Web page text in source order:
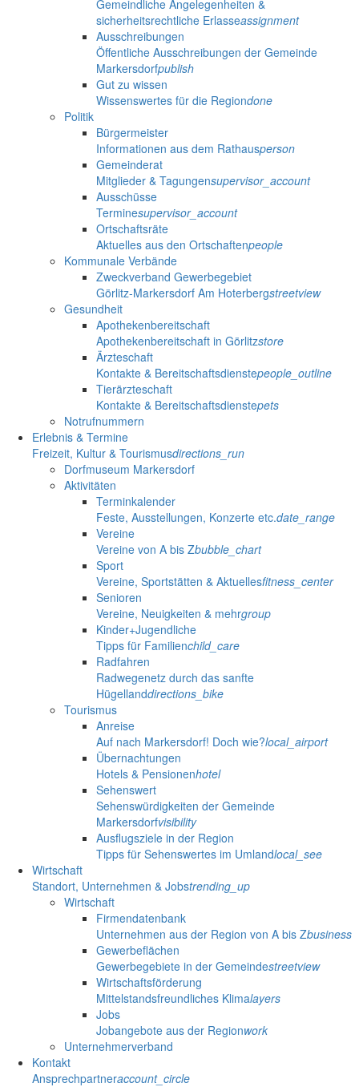
Gemeindliche Angelegenheiten &
sicherheitsrechtliche Erlasseassignment
Ausschreibungen
Öffentliche Ausschreibungen der Gemeinde
Markersdorfpublish
Gut zu wissen
Wissenswertes für die Regiondone
Politik
Bürgermeister
Informationen aus dem Rathausperson
Gemeinderat
Mitglieder & Tagungensupervisor_account
Ausschüsse
Terminesupervisor_account
Ortschaftsräte
Aktuelles aus den Ortschaftenpeople
Kommunale Verbände
Zweckverband Gewerbegebiet
Görlitz-Markersdorf Am Hoterbergstreetview
Gesundheit
Apothekenbereitschaft
Apothekenbereitschaft in Görlitzstore
Ärzteschaft
Kontakte & Bereitschaftsdienstepeople_outline
Tierärzteschaft
Kontakte & Bereitschaftsdienstepets
Notrufnummern
Erlebnis & Termine
Freizeit, Kultur & Tourismusdirections_run
Dorfmuseum Markersdorf
Aktivitäten
Terminkalender
Feste, Ausstellungen, Konzerte etc.date_range
Vereine
Vereine von A bis Zbubble_chart
Sport
Vereine, Sportstätten & Aktuellesfitness_center
Senioren
Vereine, Neuigkeiten & mehrgroup
Kinder+Jugendliche
Tipps für Familienchild_care
Radfahren
Radwegenetz durch das sanfte
Hügellanddirections_bike
Tourismus
Anreise
Auf nach Markersdorf! Doch wie?local_airport
Übernachtungen
Hotels & Pensionenhotel
Sehenswert
Sehenswürdigkeiten der Gemeinde
Markersdorfvisibility
Ausflugsziele in der Region
Tipps für Sehenswertes im Umlandlocal_see
Wirtschaft
Standort, Unternehmen & Jobstrending_up
Wirtschaft
Firmendatenbank
Unternehmen aus der Region von A bis Zbusiness
Gewerbeflächen
Gewerbegebiete in der Gemeindestreetview
Wirtschaftsförderung
Mittelstandsfreundliches Klimalayers
Jobs
Jobangebote aus der Regionwork
Unternehmerverband
Kontakt
Ansprechpartneraccount_circle